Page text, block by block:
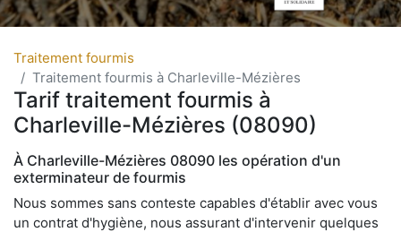
Traitement fourmis
Traitement fourmis à Charleville-Mézières
Tarif traitement fourmis à
Charleville-Mézières (08090)
À Charleville-Mézières 08090 les opération d'un
exterminateur de fourmis
Nous sommes sans conteste capables d'établir avec vous
un contrat d'hygiène, nous assurant d'intervenir quelques